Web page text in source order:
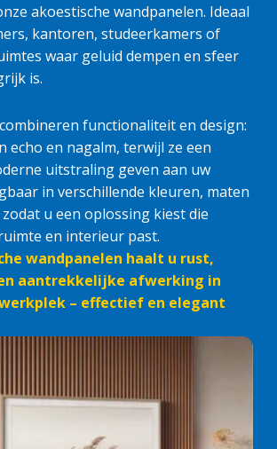
akoestische wandpanelen. Ideaal
kantoren, studeerkamers of
waar geluid dempen en sfeer
is.
functionaliteit en design:
echo en nagalm, terwijl ze een
uitstraling geven aan uw
in verschillende kleuren, maten
u een oplossing kiest die
en interieur past.
wandpanelen haalt u rust,
aantrekkelijke afwerking in
– effectief en elegant